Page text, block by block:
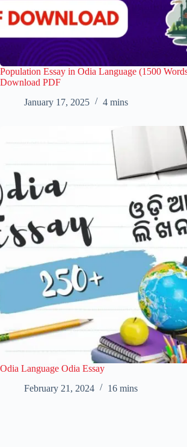
Population Essay in Odia Language (1500
Download PDF
January 17, 2025
4 mins
Odia Language Odia Essay
February 21, 2024
16 mins